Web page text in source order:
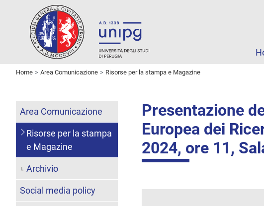
Home Area Comunicazione Risorse per la stampa e Magazine
Presentazione
Europea dei
2024, ore 11,
Area Comunicazione
Risorse per la stampa
e Magazine
Archivio
Social media policy